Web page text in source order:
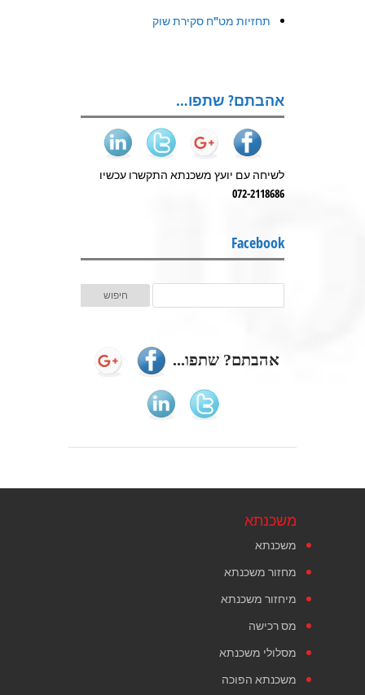
תחזיות מט"ח סקירת שוק
אהבתם? שתפו…
לשיחה עם יועץ משכנתא התקשרו עכשיו
072-2118686
Facebook
אהבתם? שתפו...
משכנתא
משכנתא
מחזור משכנתא
מיחזור משכנתא
מס רכישה
מסלולי משכנתא
משכנתא הפוכה